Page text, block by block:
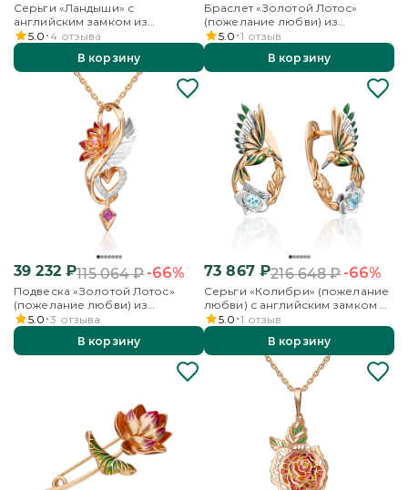
Серьги «Ландыши» с
английским замком из
комбинированного золота с
эмалью
5.0 4 отзыва
В корзину
Браслет «Золотой Лотос»
(пожелание любви) из
комбинированного золота с
гранатами, бесцветными
топазами и эмалью
5.0 1 отзыв
В корзину
39 232₽115 064₽-66%
Подвеска «Золотой Лотос»
(пожелание любви) из
комбинированного золота с
гранатом, бесцветными
топазами и эмалью
5.0 3 отзыва
В корзину
73 867₽216 648₽-66%
Серьги «Колибри» (пожелание
любви) с английским замком из
комбинированного золота с
топазом и эмалью
5.0 1 отзыв
В корзину